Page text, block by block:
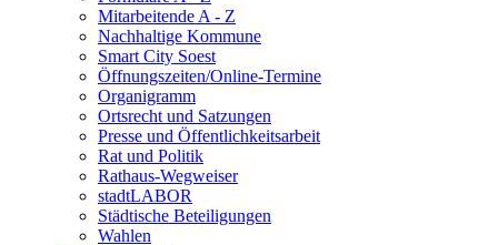
Mitarbeitende A - Z
Nachhaltige Kommune
Smart City Soest
Öffnungszeiten/Online-Termine
Organigramm
Ortsrecht und Satzungen
Presse und Öffentlichkeitsarbeit
Rat und Politik
Rathaus-Wegweiser
stadtLABOR
Städtische Beteiligungen
Wahlen